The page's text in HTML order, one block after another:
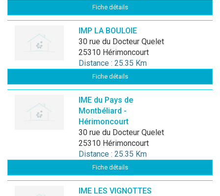
Fiche détails
IMP LA BOULOIE
30 rue du Docteur Quelet
25310 Hérimoncourt
Distance : 25.35 Km
Fiche détails
IME du Pays de
Montbéliard -
Hérimoncourt
30 rue du Docteur Quelet
25310 Hérimoncourt
Distance : 25.35 Km
Fiche détails
IME LES VIGNOTTES